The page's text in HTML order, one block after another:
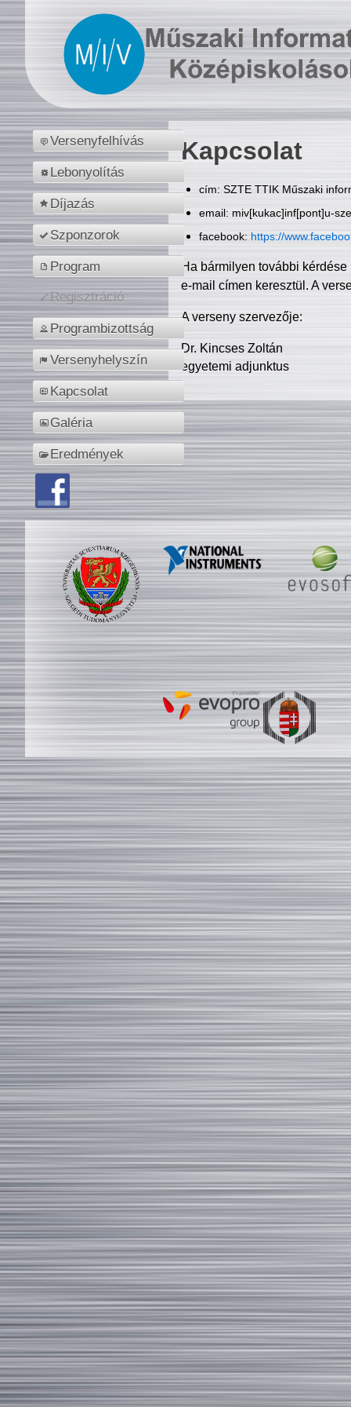
Versenyfelhívás
Lebonyolítás
Díjazás
Szponzorok
Program
Regisztráció
Programbizottság
Versenyhelyszín
Kapcsolat
Galéria
Eredmények
Kapcsolat
cím: SZTE TTIK Műszaki
email: miv[kukac]inf[pont]u-
facebook: https://
Ha bármilyen további
e-mail címen keresztül. A
A verseny szervezője:
Dr. Kincses Zoltán
egyetemi adjunktus